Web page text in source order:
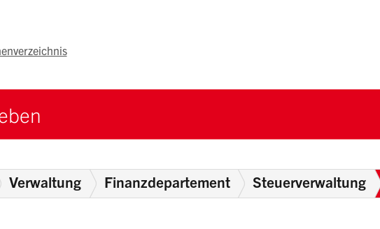
Verwaltung Finanzdepartement Steuerverwaltung